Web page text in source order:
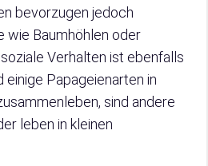
bevorzugen jedoch
Baumhöhlen oder
Verhalten ist ebenfalls
einige Papageienarten in
sind andere
leben in kleinen